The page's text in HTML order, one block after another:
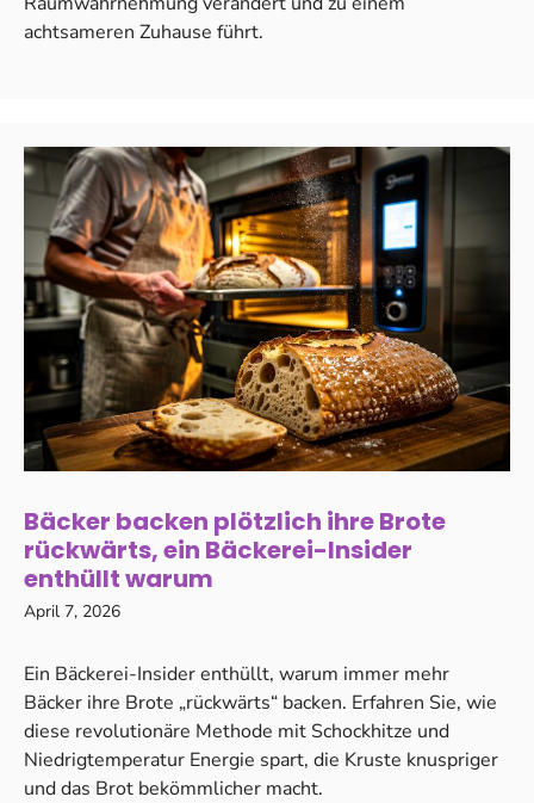
achtsameren Zuhause führt.
Bäcker backen plötzlich ihre Brote
rückwärts, ein Bäckerei-Insider
enthüllt warum
April 7, 2026
Ein Bäckerei-Insider enthüllt, warum immer mehr
Bäcker ihre Brote „rückwärts“ backen. Erfahren Sie, wie
diese revolutionäre Methode mit Schockhitze und
Niedrigtemperatur Energie spart, die Kruste knuspriger
und das Brot bekömmlicher macht.